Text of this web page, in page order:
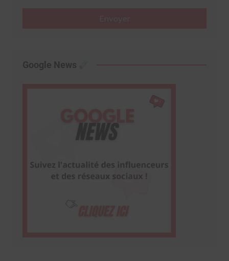
Google News